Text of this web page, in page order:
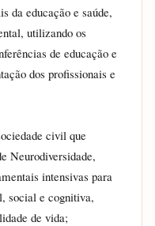
da educação e saúde,
utilizando os
de educação e
dos profissionais e
civil que
Neurodiversidade,
intensivas para
social e cognitiva,
de vida;